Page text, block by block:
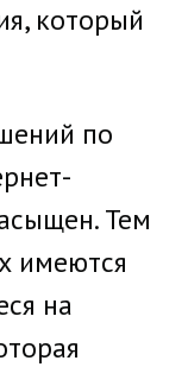
который
по
Тем
имеются
на